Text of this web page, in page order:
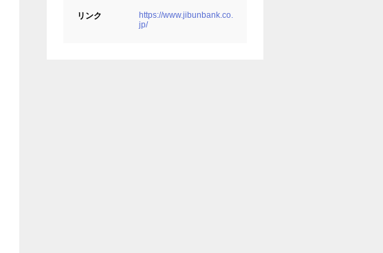
リンク
https://www.jibunbank.co.
jp/